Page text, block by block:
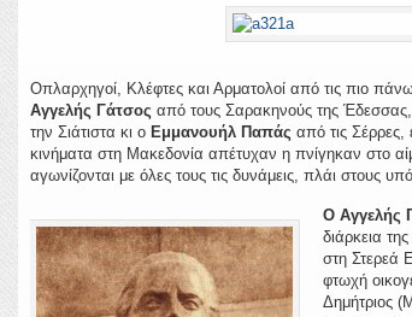
Οπλαρχηγοί, Κλέφτες και Αρματολοί από τις πιο
Αγγελής Γάτσος από τους Σαρακηνούς της
την Σιάτιστα κι ο Εμμανουήλ Παπάς από τις
κινήματα στη Μακεδονία απέτυχαν η πνίγηκαν στο
αγωνίζονται με όλες τους τις δυνάμεις, πλάι στους
Ο Αγγελής
διάρκεια
στη Στερεά
φτωχή
Δημήτριος